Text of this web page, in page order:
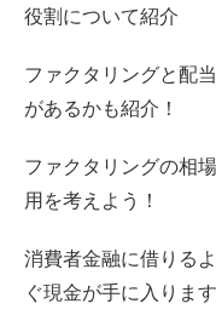
役割について紹介
ファクタリングと配
があるかも紹介！
ファクタリングの相
用を考えよう！
消費者金融に借りる
ぐ現金が手に入ります